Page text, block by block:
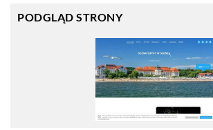
PODGLĄD STRONY